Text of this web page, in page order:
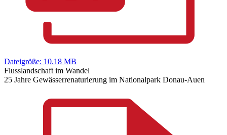
Dateigröße: 10.18 MB
Flusslandschaft im Wandel
25 Jahre Gewässerrenaturierung im Nationalpark Donau-Auen